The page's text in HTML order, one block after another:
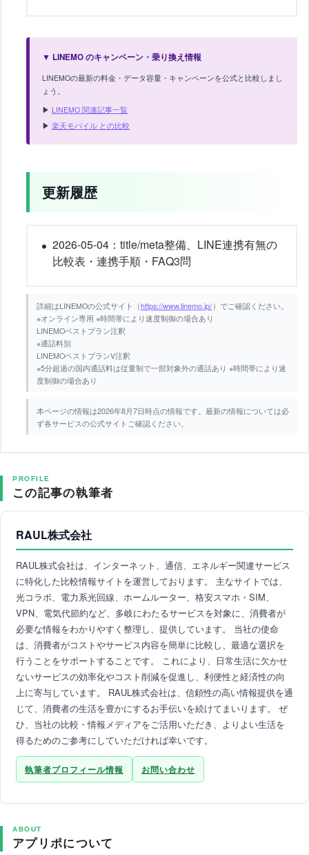
▼ LINEMO のキャンペーン・乗り換え情報
LINEMOの最新の料金・データ容量・キャンペーンを公式と比較しまし
ょう。
▶ LINEMO 関連記事一覧
▶ 楽天モバイル との比較
更新履歴
2026-05-04：title/meta整備、LINE連携有無の
比較表・連携手順・FAQ3問
詳細はLINEMOの公式サイト（https://www.linemo.jp/）でご確認ください。
※オンライン専用 ※時間帯により速度制御の場合あり
LINEMOベストプラン注釈
※通話料別
LINEMOベストプランV注釈
※5分超過の国内通話料は従量制で一部対象外の通話あり ※時間帯により速
度制御の場合あり
本ページの情報は2026年8月7日時点の情報です。最新の情報については必
ず各サービスの公式サイトご確認ください。
PROFILE
この記事の執筆者
RAUL株式会社
RAUL株式会社は、インターネット、通信、エネルギー関連サービス
に特化した比較情報サイトを運営しております。 主なサイトでは、
光コラボ、電力系光回線、ホームルーター、格安スマホ・SIM、
VPN、電気代節約など、多岐にわたるサービスを対象に、消費者が
必要な情報をわかりやすく整理し、提供しています。 当社の使命
は、消費者がコストやサービス内容を簡単に比較し、最適な選択を
行うことをサポートすることです。 これにより、日常生活に欠かせ
ないサービスの効率化やコスト削減を促進し、利便性と経済性の向
上に寄与しています。 RAUL株式会社は、信頼性の高い情報提供を通
じて、消費者の生活を豊かにするお手伝いを続けてまいります。 ぜ
ひ、当社の比較・情報メディアをご活用いただき、よりよい生活を
得るためのご参考にしていただければ幸いです。
執筆者プロフィール情報 お問い合わせ
ABOUT
アプリポについて